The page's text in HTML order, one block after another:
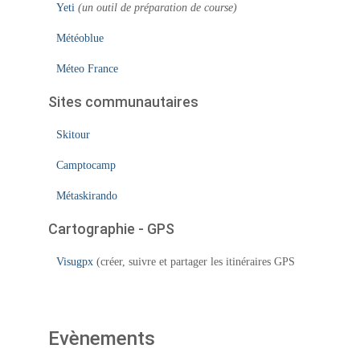
Yeti (un outil de préparation de course)
Météoblue
Méteo France
Sites communautaires
Skitour
Camptocamp
Métaskirando
Cartographie - GPS
Visugpx (créer, suivre et partager les itinéraires GPS
Evènements